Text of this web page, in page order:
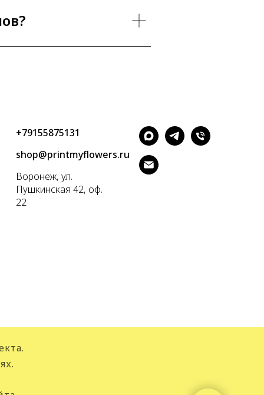
+79155875131
shop@printmyflowers.ru
Воронеж, ул.
Пушкинская 42, оф.
22